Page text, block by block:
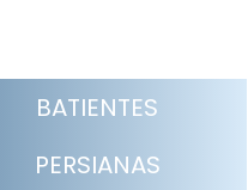
BATIENTES
PERSIANAS